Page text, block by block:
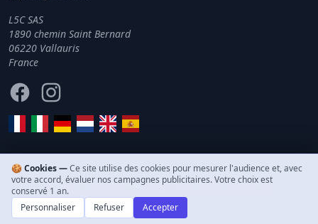
L5C SAS
1890 chemin Saint Bernard
06220 Vallauris
France
FacebookInstagram
© 2011–2026 CadeauCity. Tous droits réservés.
🍪 Cookies —Ce site utilise des cookies pour mesurer l'audience et, avec
votre accord, évaluer nos campagnes publicitaires. Votre choix est
conservé 1 an.
Personnaliser
Refuser Accepter